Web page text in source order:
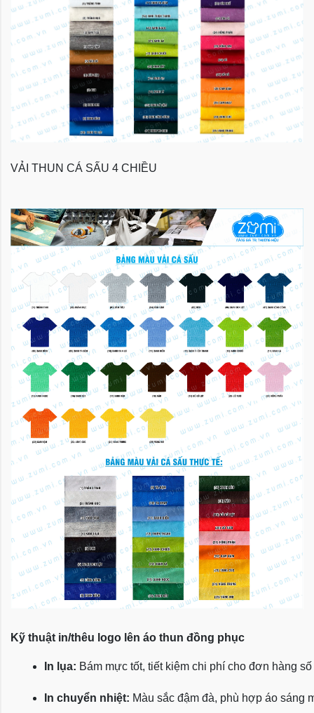
VẢI THUN CÁ SẤU 4 CHIỀU
Kỹ thuật in/thêu logo lên áo thun đồng phục
In lụa: Bám mực tốt, tiết kiệm chi phí cho đơn hàng
In chuyển nhiệt: Màu sắc đậm đà, phù hợp áo sáng